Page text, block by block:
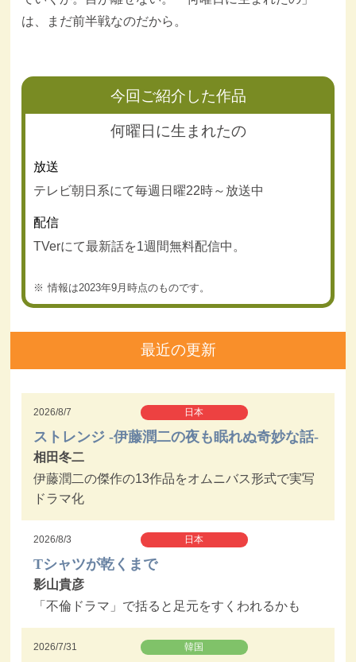
は、まだ前半戦なのだから。
今回ご紹介した作品
何曜日に生まれたの
放送
テレビ朝日系にて毎週日曜22時～放送中
配信
TVerにて最新話を1週間無料配信中。
情報は2023年9月時点のものです。
最近の更新
2026/8/7 日本
ストレンジ -伊藤潤二の夜も眠れぬ奇妙な話-
相田冬二
伊藤潤二の傑作の13作品をオムニバス形式で実写
ドラマ化
2026/8/3 日本
Tシャツが乾くまで
影山貴彦
「不倫ドラマ」で括ると足元をすくわれるかも
2026/7/31 韓国